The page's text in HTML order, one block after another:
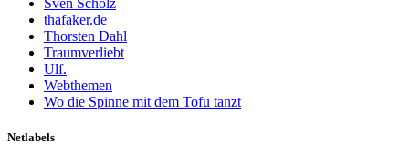
thafaker.de
Thorsten Dahl
Traumverliebt
Ulf.
Webthemen
Wo die Spinne mit dem Tofu tanzt
Netlabels